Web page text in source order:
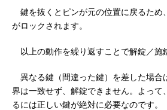
鍵を抜くとピンが元の位置に戻るため
がロックされます。
以上の動作を繰り返すことで解錠／施
異なる鍵（間違った鍵）を差した場合
界は一致せず、解錠できません。よって
るには正しい鍵が絶対に必要なのです。